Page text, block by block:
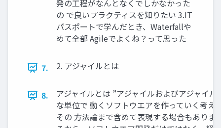
発の工程がなんとなくでしかなかった
の で良いプラクティスを知りたい 3.IT
パスポートで学んだとき、Waterfallや
めて全部 Agileでよくね？って思った
7. 2. アジャイルとは
8.
アジャイルとは ”アジャイルおよびアジャイ
な単位で 動くソフトウエアを作っていく考え
その 方法論まで含めて表現する場合もありま